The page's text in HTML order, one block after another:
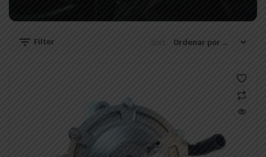
Filter Sort: